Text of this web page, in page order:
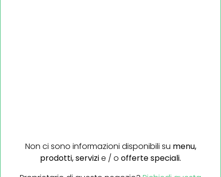
Non ci sono informazioni disponibili su menu,
prodotti,servizie / o offerte speciali.